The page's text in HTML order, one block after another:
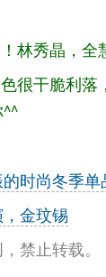
林秀晶，全
很干脆利
的时尚冬季单
，金玟锡
禁止转载。